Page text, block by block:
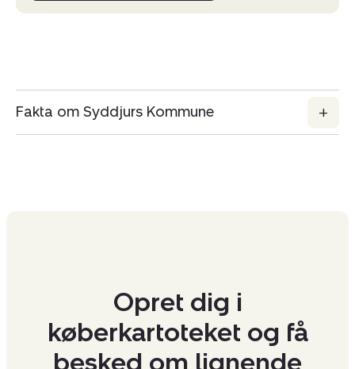
Fakta om Syddjurs Kommune
Opret dig i
køberkartoteket og få